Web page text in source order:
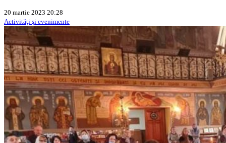
20 martie 2023 20:28
Activităţi şi evenimente